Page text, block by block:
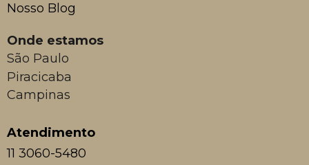
Nosso Blog
Onde estamos
São Paulo
Piracicaba
Campinas
Atendimento
11 3060-5480